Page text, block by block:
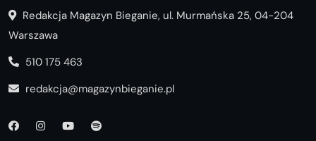
Redakcja Magazyn Bieganie, ul. Murmańska 25, 04-204
Warszawa
510 175 463
redakcja@magazynbieganie.pl